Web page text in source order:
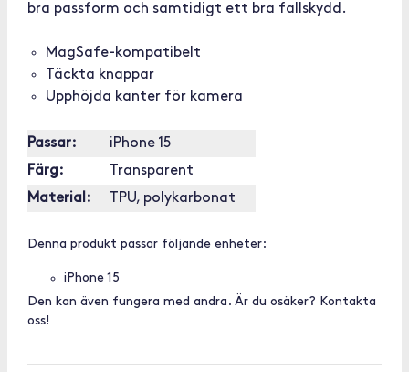
bra passform och samtidigt ett bra fallskydd.
MagSafe-kompatibelt
Täckta knappar
Upphöjda kanter för kamera
Passar:
iPhone 15
Färg:
Transparent
Material:
TPU, polykarbonat
Denna produkt passar följande enheter:
iPhone 15
Den kan även fungera med andra. Är du osäker? Kontakta
oss!